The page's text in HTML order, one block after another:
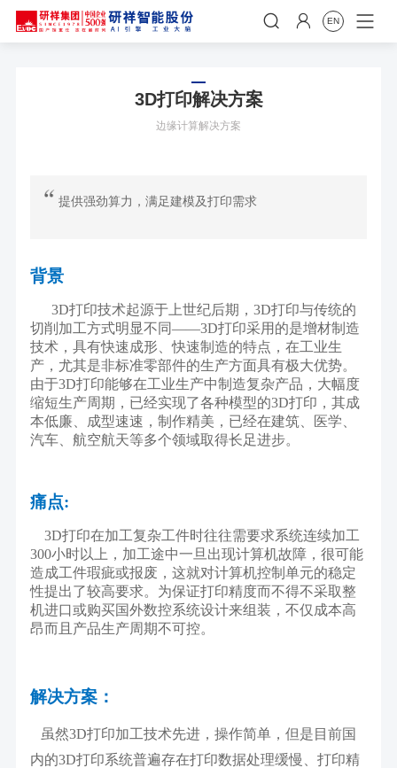
  EN
3D打印解决方案
边缘计算解决方案
提供强劲算力，满足建模及打印需求
背景
3D打印技术起源于上世纪后期， 3D打印与传统的
切削加工方式明显不同——3D打印采用的是增材制造
技术，具有快速成形、快速制造的特点，在工业生
产，尤其是非标准零部件的生产方面具有极大优势。
由于3D打印能够在工业生产中制造复杂产品，大幅度
缩短生产周期，已经实现了各种模型的3D打印，其成
本低廉、成型速速，制作精美，已经在建筑、医学、
汽车、航空航天等多个领域取得长足进步。
痛点:
3D打印在加工复杂工件时往往需要求系统连续加工
300小时以上，加工途中一旦出现计算机故障，很可能
造成工件瑕疵或报废，这就对计算机控制单元的稳定
性提出了较高要求。为保证打印精度而不得不采取整
机进口或购买国外数控系统设计来组装，不仅成本高
昂而且产品生产周期不可控。
解决方案：
虽然3D打印加工技术先进，操作简单，但是目前国
内的3D打印系统普遍存在打印数据处理缓慢、打印精